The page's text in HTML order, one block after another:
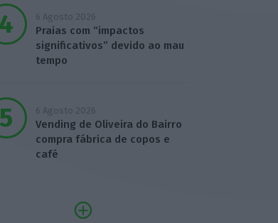
6 Agosto 2026
Praias com “impactos
significativos” devido ao mau
tempo
6 Agosto 2026
Vending de Oliveira do Bairro
compra fábrica de copos e
café